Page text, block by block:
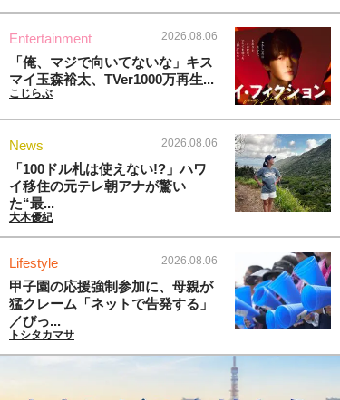
Entertainment 2026.08.06
「俺、マジで向いてないな」キス
マイ玉森裕太、TVer1000万再生...
こじらぶ
News 2026.08.06
「100ドル札は使えない!?」ハワ
イ移住の元テレ朝アナが驚い
た“最...
大木優紀
Lifestyle 2026.08.06
甲子園の応援強制参加に、母親が
猛クレーム「ネットで告発する」
／びっ...
トシタカマサ